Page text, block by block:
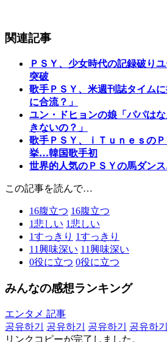
関連記事
ＰＳＹ、少女時代の記録破り
突破
歌手ＰＳＹ、米週刊誌タイム
に合流？」
ユン・ドヒョンの娘「パパは
きないの？」
歌手ＰＳＹ、ｉＴｕｎｅｓの
挙…韓国歌手初
世界的人気のＰＳＹの馬ダン
この記事を読んで…
16腹立つ 16腹立つ
1悲しい 1悲しい
1すっきり 1すっきり
11興味深い 11興味深い
0役に立つ 0役に立つ
みんなの感想ランキング
エンタメ 記事
공유하기
공유하기 공유하기 공유하기
リンクコピーが完了しました。